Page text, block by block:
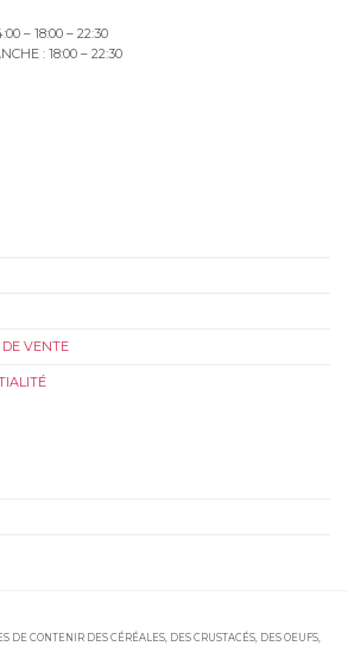
– 18:00 – 22:30
: 18:00 – 22:30
VENTE
DE CONTENIR DES CÉRÉALES, DES CRUSTACÉS, DES OEUFS,